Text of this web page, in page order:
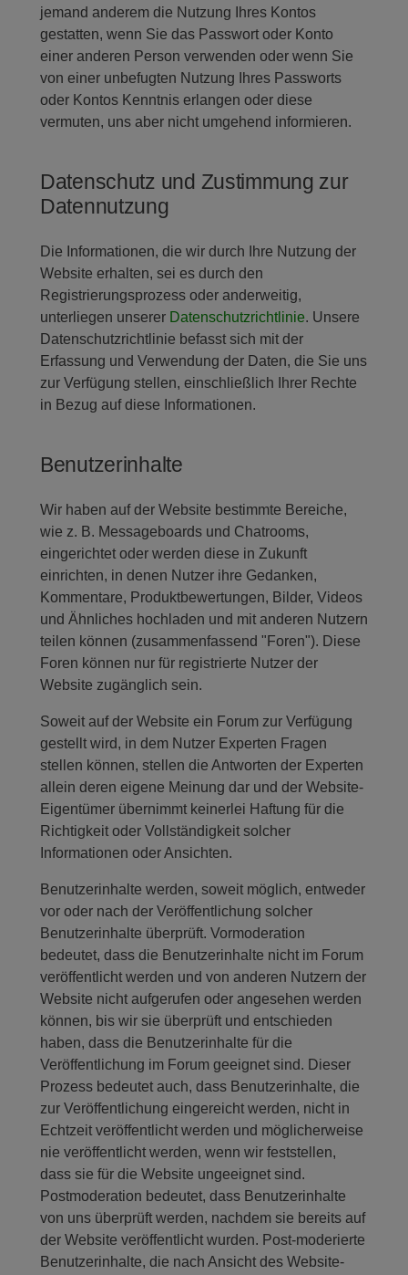
jemand anderem die Nutzung Ihres Kontos
gestatten, wenn Sie das Passwort oder Konto
einer anderen Person verwenden oder wenn Sie
von einer unbefugten Nutzung Ihres Passworts
oder Kontos Kenntnis erlangen oder diese
vermuten, uns aber nicht umgehend informieren.
Datenschutz und Zustimmung zur
Datennutzung
Die Informationen, die wir durch Ihre Nutzung der
Website erhalten, sei es durch den
Registrierungsprozess oder anderweitig,
unterliegen unserer Datenschutzrichtlinie. Unsere
Datenschutzrichtlinie befasst sich mit der
Erfassung und Verwendung der Daten, die Sie uns
zur Verfügung stellen, einschließlich Ihrer Rechte
in Bezug auf diese Informationen.
Benutzerinhalte
Wir haben auf der Website bestimmte Bereiche,
wie z. B. Messageboards und Chatrooms,
eingerichtet oder werden diese in Zukunft
einrichten, in denen Nutzer ihre Gedanken,
Kommentare, Produktbewertungen, Bilder, Videos
und Ähnliches hochladen und mit anderen Nutzern
teilen können (zusammenfassend "Foren"). Diese
Foren können nur für registrierte Nutzer der
Website zugänglich sein.
Soweit auf der Website ein Forum zur Verfügung
gestellt wird, in dem Nutzer Experten Fragen
stellen können, stellen die Antworten der Experten
allein deren eigene Meinung dar und der Website-
Eigentümer übernimmt keinerlei Haftung für die
Richtigkeit oder Vollständigkeit solcher
Informationen oder Ansichten.
Benutzerinhalte werden, soweit möglich, entweder
vor oder nach der Veröffentlichung solcher
Benutzerinhalte überprüft. Vormoderation
bedeutet, dass die Benutzerinhalte nicht im Forum
veröffentlicht werden und von anderen Nutzern der
Website nicht aufgerufen oder angesehen werden
können, bis wir sie überprüft und entschieden
haben, dass die Benutzerinhalte für die
Veröffentlichung im Forum geeignet sind. Dieser
Prozess bedeutet auch, dass Benutzerinhalte, die
zur Veröffentlichung eingereicht werden, nicht in
Echtzeit veröffentlicht werden und möglicherweise
nie veröffentlicht werden, wenn wir feststellen,
dass sie für die Website ungeeignet sind.
Postmoderation bedeutet, dass Benutzerinhalte
von uns überprüft werden, nachdem sie bereits auf
der Website veröffentlicht wurden. Post-moderierte
Benutzerinhalte, die nach Ansicht des Website-